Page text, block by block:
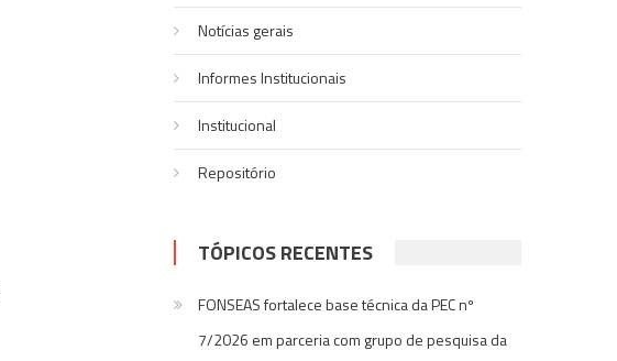
Notí­cias gerais
Informes Institucionais
Institucional
Repositório
TÓPICOS RECENTES
FONSEAS fortalece base técnica da PEC nº
7/2026 em parceria com grupo de pesquisa da